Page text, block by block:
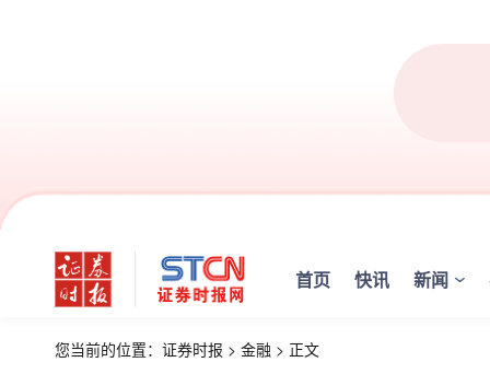
首页 快讯 新闻
您当前的位置： 证券时报 > 金融 > 正文